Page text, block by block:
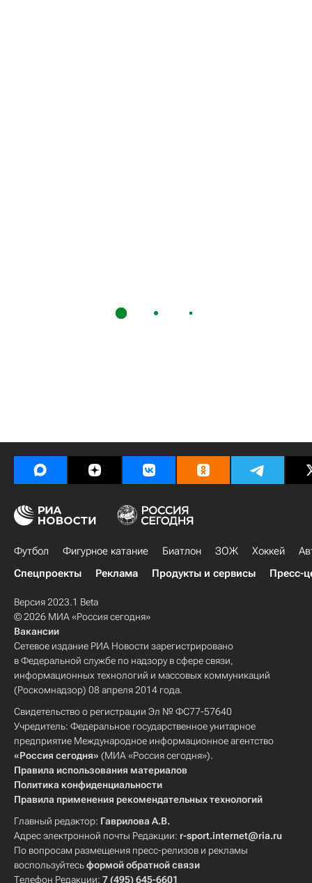
Футбол Фигурное катание Биатлон ЗОЖ Хоккей
Спецпроекты
Реклама Продукты и сервисы Пресс-
Версия 2023.1 Beta
© 2026 МИА «Россия сегодня»
Вакансии
Сетевое издание РИА Новости зарегистрировано
в Федеральной службе по надзору в сфере связи,
информационных технологий и массовых коммуникаций
(Роскомнадзор) 08 апреля 2014 года.
Свидетельство о регистрации Эл № ФС77-57640
Учредитель: Федеральное государственное унитарное
предприятие Международное информационное агентство
«Россия сегодня» (МИА «Россия сегодня»).
Правила использования материалов
Политика конфиденциальности
Правила применения рекомендательных технологий
Главный редактор: Гаврилова А.В.
Адрес электронной почты Редакции: r-sport.internet@ria.ru
По вопросам размещения пресс-релизов и рекламы
воспользуйтесьформой обратной связи
Телефон Редакции: 7 (495) 645-6601